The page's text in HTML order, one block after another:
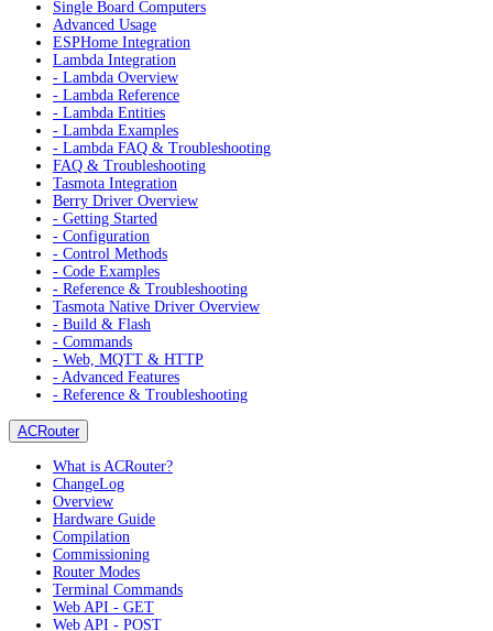
Single Board Computers
Advanced Usage
ESPHome Integration
Lambda Integration
- Lambda Overview
- Lambda Reference
- Lambda Entities
- Lambda Examples
- Lambda FAQ & Troubleshooting
FAQ & Troubleshooting
Tasmota Integration
Berry Driver Overview
- Getting Started
- Configuration
- Control Methods
- Code Examples
- Reference & Troubleshooting
Tasmota Native Driver Overview
- Build & Flash
- Commands
- Web, MQTT & HTTP
- Advanced Features
- Reference & Troubleshooting
ACRouter
What is ACRouter?
ChangeLog
Overview
Hardware Guide
Compilation
Commissioning
Router Modes
Terminal Commands
Web API - GET
Web API - POST